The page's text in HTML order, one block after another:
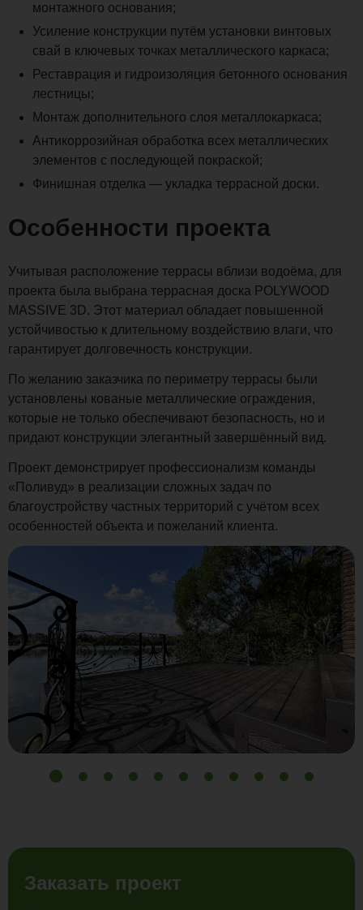
монтажного основания;
Усиление конструкции путём установки винтовых
свай в ключевых точках металлического каркаса;
Реставрация и гидроизоляция бетонного основания
лестницы;
Монтаж дополнительного слоя металлокаркаса;
Антикоррозийная обработка всех металлических
элементов с последующей покраской;
Финишная отделка — укладка террасной доски.
Особенности проекта
Учитывая расположение террасы вблизи водоёма, для
проекта была выбрана террасная доска POLYWOOD
MASSIVE 3D. Этот материал обладает повышенной
устойчивостью к длительному воздействию влаги, что
гарантирует долговечность конструкции.
По желанию заказчика по периметру террасы были
установлены кованые металлические ограждения,
которые не только обеспечивают безопасность, но и
придают конструкции элегантный завершённый вид.
Проект демонстрирует профессионализм команды
«Поливуд» в реализации сложных задач по
благоустройству частных территорий с учётом всех
особенностей объекта и пожеланий клиента.
Заказать проект